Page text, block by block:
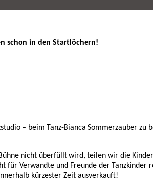
schon in den Startlöchern!
– beim Tanz-Bianca Sommerzauber zu
nicht überfüllt wird, teilen wir die
für Verwandte und Freunde der
kürzester Zeit ausverkauft!